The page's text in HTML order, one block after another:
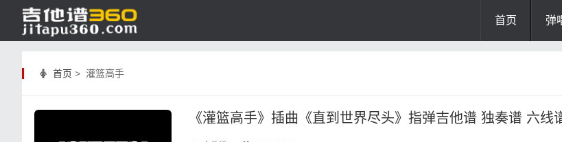
首页 弹
首页 > 灌篮高手
《灌篮高手》插曲《直到世界尽头》指弹吉他谱 独奏谱 六线